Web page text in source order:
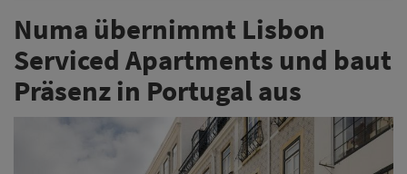
Numa übernimmt Lisbon
Serviced Apartments und baut
Präsenz in Portugal aus